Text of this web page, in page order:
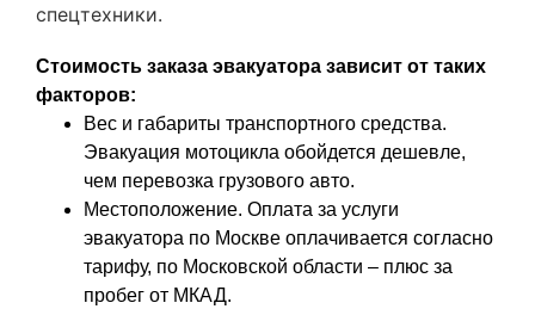
спецтехники.
Стоимость заказа эвакуатора зависит от таких
факторов:
Вес и габариты транспортного средства.
Эвакуация мотоцикла обойдется дешевле,
чем перевозка грузового авто.
Местоположение. Оплата за услуги
эвакуатора по Москве оплачивается согласно
тарифу, по Московской области – плюс за
пробег от МКАД.